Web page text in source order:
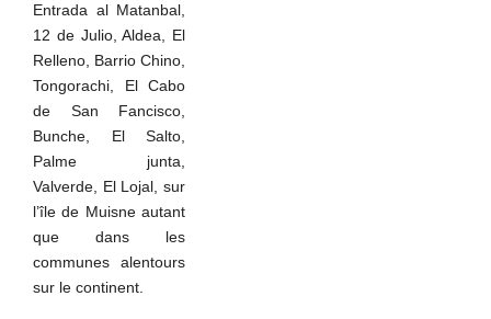
Entrada al Matanbal,
12 de Julio, Aldea, El
Relleno, Barrio Chino,
Tongorachi, El Cabo
de San Fancisco,
Bunche, El Salto,
Palme junta,
Valverde, El Lojal, sur
l’île de Muisne autant
que dans les
communes alentours
sur le continent.